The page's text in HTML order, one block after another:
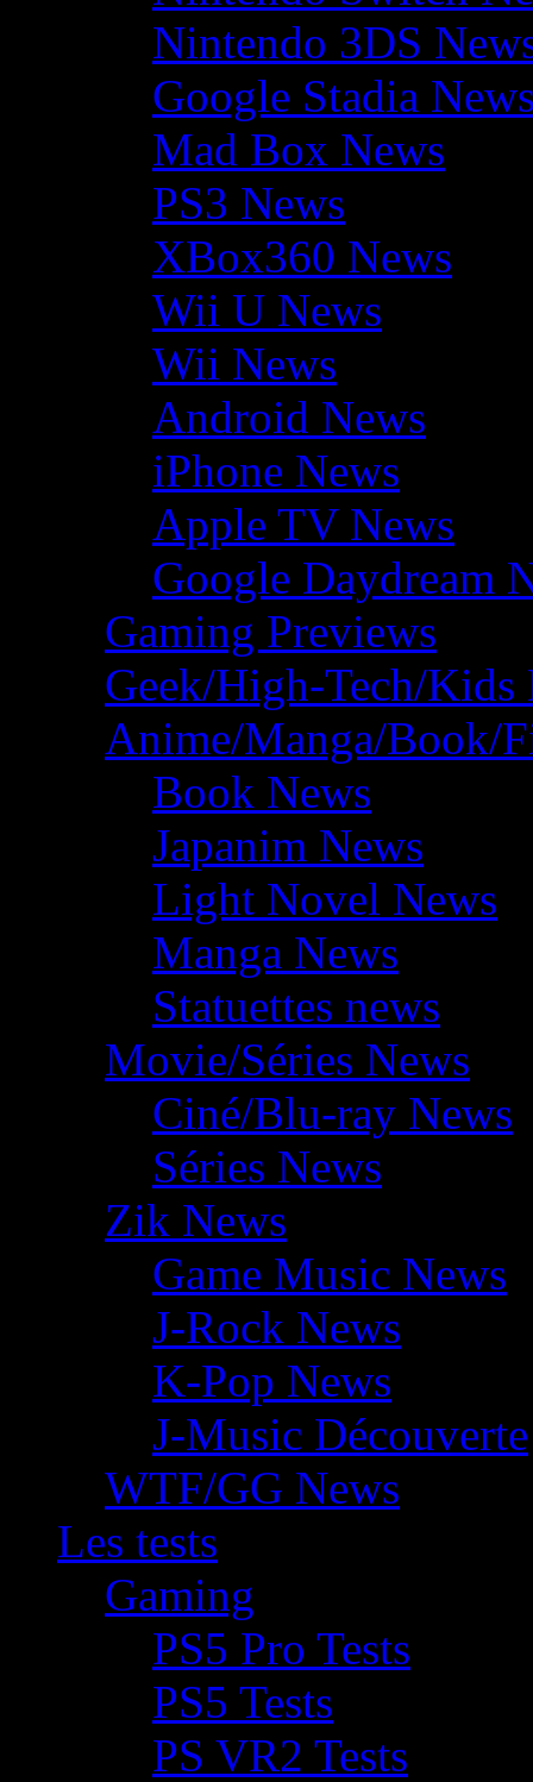
Nintendo 3DS
Google Stadia
Mad Box News
PS3 News
XBox360 News
Wii U News
Wii News
Android News
iPhone News
Apple TV News
Google Daydream
Gaming Previews
Geek/High-Tech/Kids
Anime/Manga/Book/
Book News
Japanim News
Light Novel News
Manga News
Statuettes news
Movie/Séries News
Ciné/Blu-ray News
Séries News
Zik News
Game Music News
J-Rock News
K-Pop News
J-Music Découverte
WTF/GG News
Les tests
Gaming
PS5 Pro Tests
PS5 Tests
PS VR2 Tests